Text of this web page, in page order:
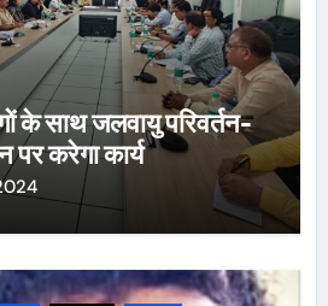
के साथ जलवायु परिवर्तन-
करेगा कार्य